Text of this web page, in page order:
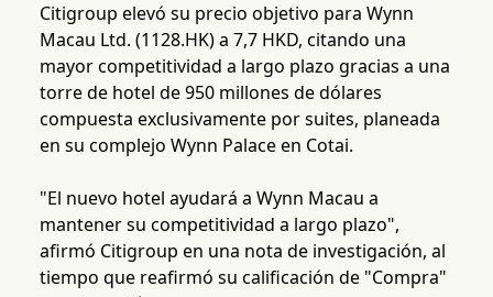
Citigroup elevó su precio objetivo para Wynn
Macau Ltd. (1128.HK) a 7,7 HKD, citando una
mayor competitividad a largo plazo gracias a una
torre de hotel de 950 millones de dólares
compuesta exclusivamente por suites, planeada
en su complejo Wynn Palace en Cotai.
"El nuevo hotel ayudará a Wynn Macau a
mantener su competitividad a largo plazo",
afirmó Citigroup en una nota de investigación, al
tiempo que reafirmó su calificación de "Compra"